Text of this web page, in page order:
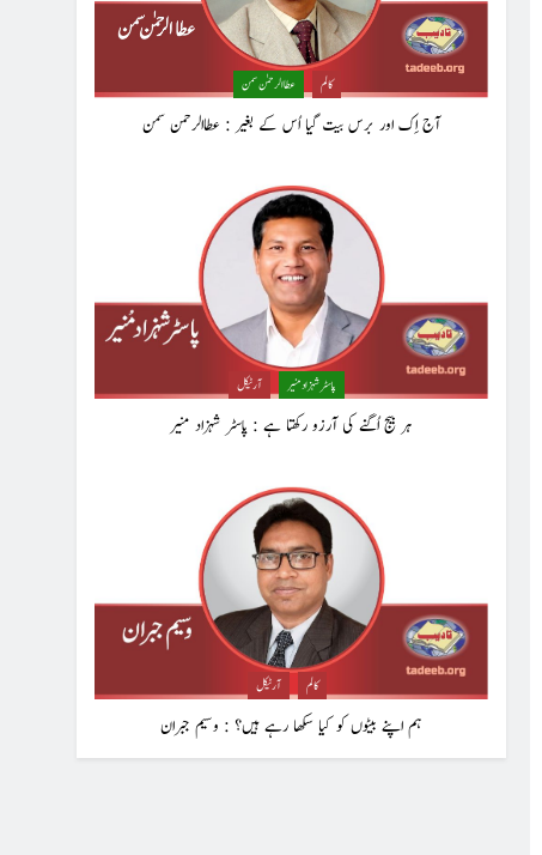
عطا الرحمٰن سمن کالم
آج اِک اور برس بیت گیا اُس کے بغیر : عطاالرحمن سمن
آرٹیکل پاسٹر شہزاد منیر
ہر بیج اُگنے کی آرزو رکھتا ہے : پاسٹر شہزاد منیر
آرٹیکل کالم
ہم اپنے بیٹوں کو کیا سکھا رہے ہیں؟ : وسیم جبران